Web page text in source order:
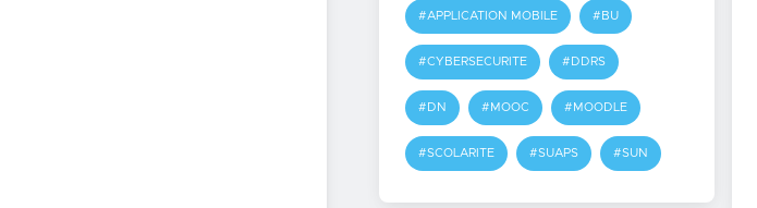
#APPLICATION MOBILE #BU
#CYBERSECURITE #DDRS
#DN #MOOC #MOODLE
#SCOLARITE #SUAPS #SUN